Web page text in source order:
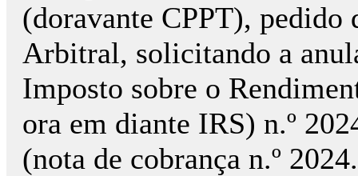
(doravante CPPT),
Arbitral, solicitando a
Imposto sobre o
ora em diante IRS) n.º
(nota de cobrança n.º